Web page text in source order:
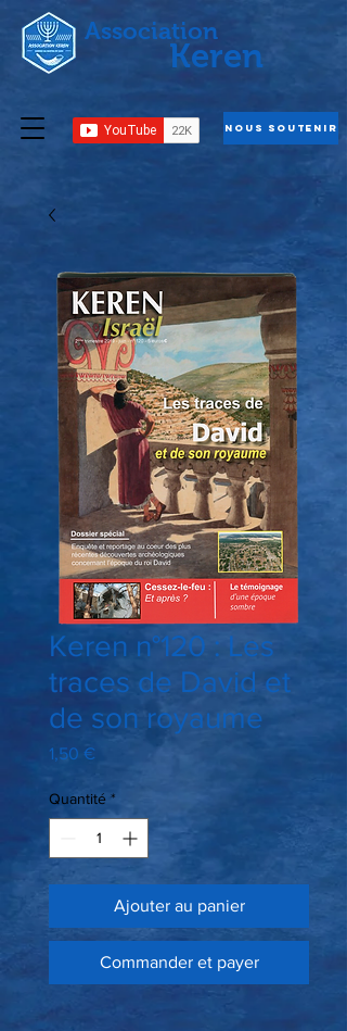
Association
Nous Soutenir
Keren
Keren n°120 : Les
traces de David et
de son royaume
1,50 €
Quantité *
Ajouter au panier
Commander et payer